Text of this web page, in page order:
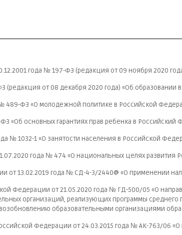
года № 197-ФЗ (редакция от 09 ноября 2020
(редакция от 08 декабря 2020 года) «Об образовании
489-ФЗ «О молодежной политике в Российской
«Об основных гарантиях прав ребенка в Российский
№ 1032-1 «О занятости населения в Российской
года № 474 «О национальных целях развития
от 13.02.2019 года № СД-4-3/2440@ «О применении
Федерации от 21.05.2020 года № ГД-500/05 «О
организаций, реализующих программы
образовательными организациями
Федерации от 24.03.2015 года № АК-763/06